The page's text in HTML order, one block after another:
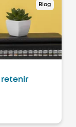
Blog
retenir